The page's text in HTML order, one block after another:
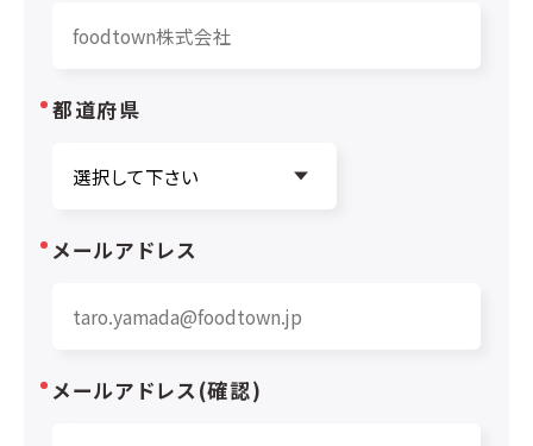
都道府県
メールアドレス
メールアドレス(確認)